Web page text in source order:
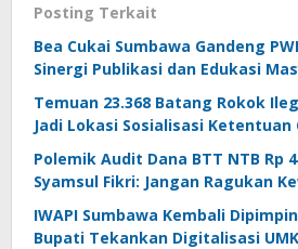
Posting Terkait
Bea Cukai Sumbawa Gandeng
Sinergi Publikasi dan Edukasi
Temuan 23.368 Batang Rokok
Jadi Lokasi Sosialisasi Ketentuan
Polemik Audit Dana BTT NTB Rp
Syamsul Fikri: Jangan Ragukan
IWAPI Sumbawa Kembali
Bupati Tekankan Digitalisasi